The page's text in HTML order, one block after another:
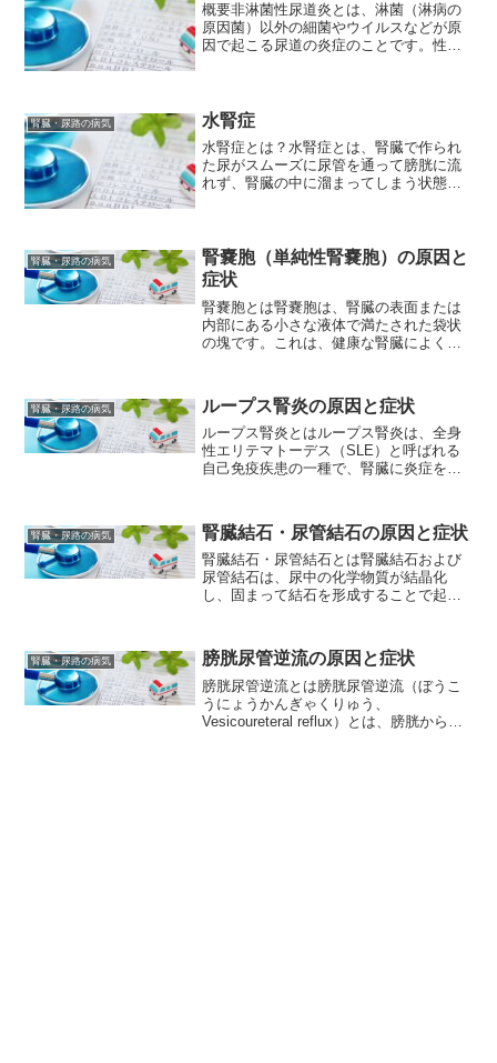
概要非淋菌性尿道炎とは、淋菌（淋病の
原因菌）以外の細菌やウイルスなどが原
因で起こる尿道の炎症のことです。性行
が、代表的なものとして以...
腎臓・尿路の病気 水腎症
水腎症とは？水腎症とは、腎臓で作られ
た尿がスムーズに尿管を通って膀胱に流
れず、腎臓の中に溜まってしまう状態を
大きく分けて以下のものが...
腎臓・尿路の病気
腎嚢胞（単純性腎嚢胞）の原因と
症状
腎嚢胞とは腎嚢胞は、腎臓の表面または
内部にある小さな液体で満たされた袋状
の塊です。これは、健康な腎臓によく見
す。しかし、腎臓の嚢胞が大きくなりす
ぎると、痛みや腎臓の機能不...
腎臓・尿路の病気 ループス腎炎の原因と症状
ループス腎炎とはループス腎炎は、全身
性エリテマトーデス（SLE）と呼ばれる
自己免疫疾患の一種で、腎臓に炎症を引
剰になる自己免疫疾患であり、患者は慢
性的な炎症と組織損傷...
腎臓・尿路の病気 腎臓結石・尿管結石の原因と症状
腎臓結石・尿管結石とは腎臓結石および
尿管結石は、尿中の化学物質が結晶化
し、固まって結石を形成することで起こ
管を通って膀胱に向かう途中で形成され
る結石です。腎臓や尿管が結...
腎臓・尿路の病気 膀胱尿管逆流の原因と症状
膀胱尿管逆流とは膀胱尿管逆流（ぼうこ
うにょうかんぎゃくりゅう、
Vesicoureteral reflux）とは、膀胱から尿